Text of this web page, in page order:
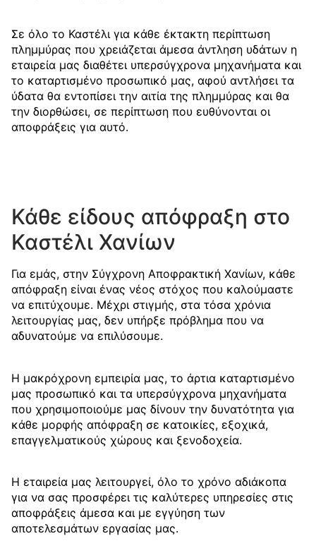
Σε όλο το Καστέλι για κάθε έκτακτη περίπτωση
πλημμύρας που χρειάζεται άμεσα άντληση υδάτων η
εταιρεία μας διαθέτει υπερσύγχρονα μηχανήματα και
το καταρτισμένο προσωπικό μας, αφού αντλήσει τα
ύδατα θα εντοπίσει την αιτία της πλημμύρας και θα
την διορθώσει, σε περίπτωση που ευθύνονται οι
αποφράξεις για αυτό.
Κάθε είδους απόφραξη στο
Καστέλι Χανίων
Για εμάς, στην Σύγχρονη Αποφρακτική Χανίων, κάθε
απόφραξη είναι ένας νέος στόχος που καλούμαστε
να επιτύχουμε. Μέχρι στιγμής, στα τόσα χρόνια
λειτουργίας μας, δεν υπήρξε πρόβλημα που να
αδυνατούμε να επιλύσουμε.
Η μακρόχρονη εμπειρία μας, το άρτια καταρτισμένο
μας προσωπικό και τα υπερσύγχρονα μηχανήματα
που χρησιμοποιούμε μας δίνουν την δυνατότητα για
κάθε μορφής απόφραξη σε κατοικίες, εξοχικά,
επαγγελματικούς χώρους και ξενοδοχεία.
Η εταιρεία μας λειτουργεί, όλο το χρόνο αδιάκοπα
για να σας προσφέρει τις καλύτερες υπηρεσίες στις
αποφράξεις άμεσα και με εγγύηση των
αποτελεσμάτων εργασίας μας.